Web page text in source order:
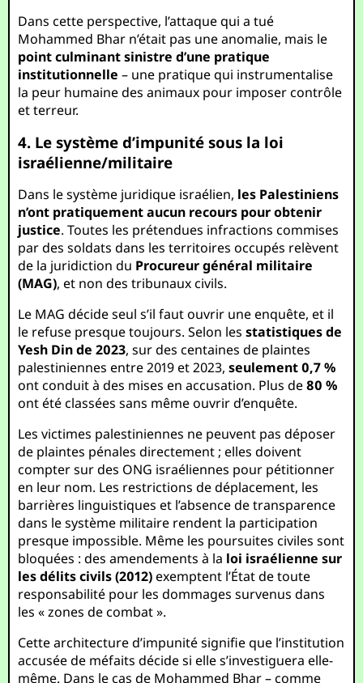
Dans cette perspective, l’attaque qui a tué
Mohammed Bhar n’était pas une anomalie, mais le
point culminant sinistre d’une pratique
institutionnelle – une pratique qui instrumentalise
la peur humaine des animaux pour imposer contrôle
et terreur.
4. Le système d’impunité sous la loi
israélienne/militaire
Dans le système juridique israélien, les Palestiniens
n’ont pratiquement aucun recours pour obtenir
justice. Toutes les prétendues infractions commises
par des soldats dans les territoires occupés relèvent
de la juridiction du Procureur général militaire
(MAG), et non des tribunaux civils.
Le MAG décide seul s’il faut ouvrir une enquête, et il
le refuse presque toujours. Selon lesstatistiques de
Yesh Din de 2023, sur des centaines de plaintes
palestiniennes entre 2019 et 2023,seulement 0,7 %
ont conduit à des mises en accusation. Plus de80 %
ont été classées sans même ouvrir d’enquête.
Les victimes palestiniennes ne peuvent pas déposer
de plaintes pénales directement ; elles doivent
compter sur des ONG israéliennes pour pétitionner
en leur nom. Les restrictions de déplacement, les
barrières linguistiques et l’absence de transparence
dans le système militaire rendent la participation
presque impossible. Même les poursuites civiles sont
bloquées : des amendements à la loi israélienne sur
les délits civils (2012)exemptent l’État de toute
responsabilité pour les dommages survenus dans
les « zones de combat ».
Cette architecture d’impunité signifie que l’institution
accusée de méfaits décide si elle s’investiguera elle-
même. Dans le cas de Mohammed Bhar – comme